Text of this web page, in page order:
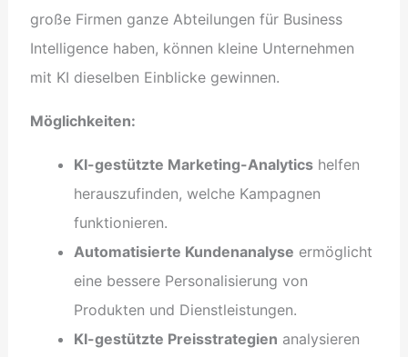
große Firmen ganze Abteilungen für Business
Intelligence haben, können kleine Unternehmen
mit KI dieselben Einblicke gewinnen.
Möglichkeiten:
KI-gestützte Marketing-Analyticshelfen
herauszufinden, welche Kampagnen
funktionieren.
Automatisierte Kundenanalyse ermöglicht
eine bessere Personalisierung von
Produkten und Dienstleistungen.
KI-gestützte Preisstrategien analysieren